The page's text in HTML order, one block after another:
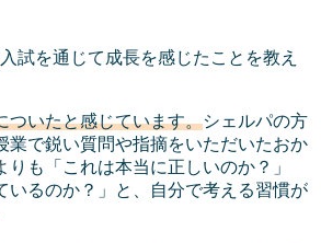
試を通じて成長を感じたことを教え
ついたと感じています。シェルパの方
業で鋭い質問や指摘をいただいたおか
りも「これは本当に正しいのか？」
いるのか？」と、自分で考える習慣が